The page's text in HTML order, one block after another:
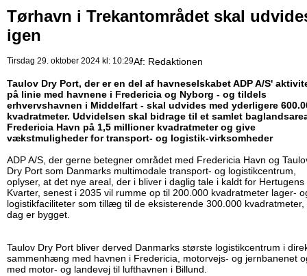
Tørhavn i Trekantområdet skal
igen
Tirsdag 29. oktober 2024 kl: 10:29Af: Redaktionen
Taulov Dry Port, der er en del af havneselskabet ADP A/S'
på linie med havnene i Fredericia og Nyborg - og tildels
erhvervshavnen i Middelfart - skal udvides med yderligere
kvadratmeter. Udvidelsen skal bidrage til et samlet
Fredericia Havn på 1,5 millioner kvadratmeter og give
vækstmuligheder for transport- og logistik-virksomheder
ADP A/S, der gerne betegner området med Fredericia Havn og
Dry Port som Danmarks multimodale transport- og logistikcentrum,
oplyser, at det nye areal, der i bliver i daglig tale i kaldt for Hertugens
Kvarter, senest i 2035 vil rumme op til 200.000 kvadratmeter lager-
logistikfaciliteter som tillæg til de eksisterende 300.000 kvadratmeter,
dag er bygget.
Taulov Dry Port bliver derved Danmarks største logistikcentrum i
sammenhæng med havnen i Fredericia, motorvejs- og jernbanenet
med motor- og landevej til lufthavnen i Billund.